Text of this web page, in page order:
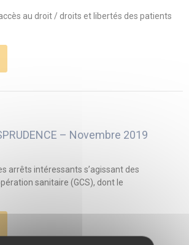
au droit / droits et libertés des patients
– Novembre 2019
arrêts intéressants s’agissant des
sanitaire (GCS), dont le